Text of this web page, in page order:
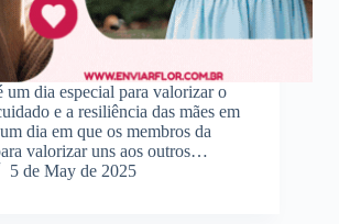
um dia especial para valorizar o
e a resiliência das mães em
dia em que os membros da
valorizar uns aos outros…
5 de May de 2025